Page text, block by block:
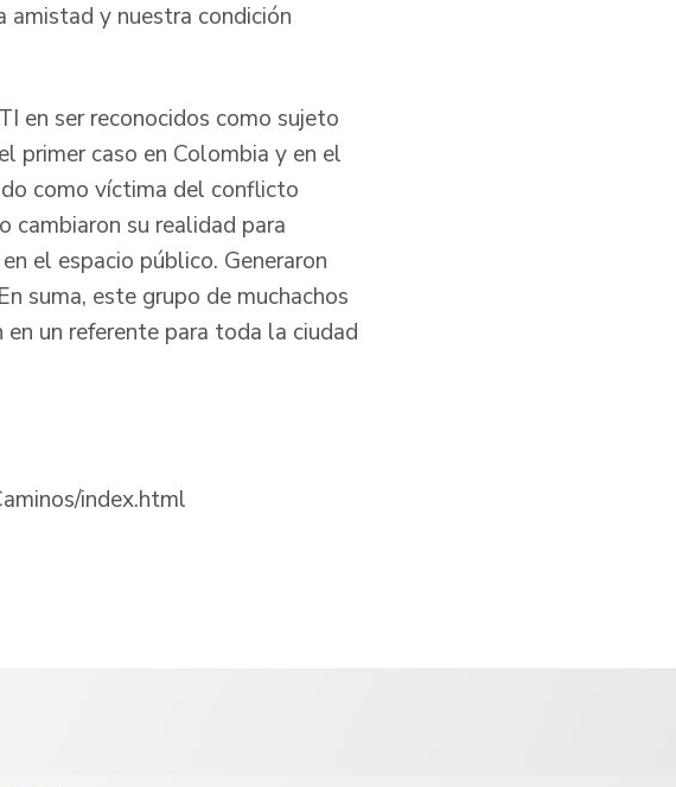
amistad y nuestra condición
en ser reconocidos como sujeto
primer caso en Colombia y en el
como víctima del conflicto
cambiaron su realidad para
el espacio público. Generaron
suma, este grupo de muchachos
un referente para toda la ciudad
index.html